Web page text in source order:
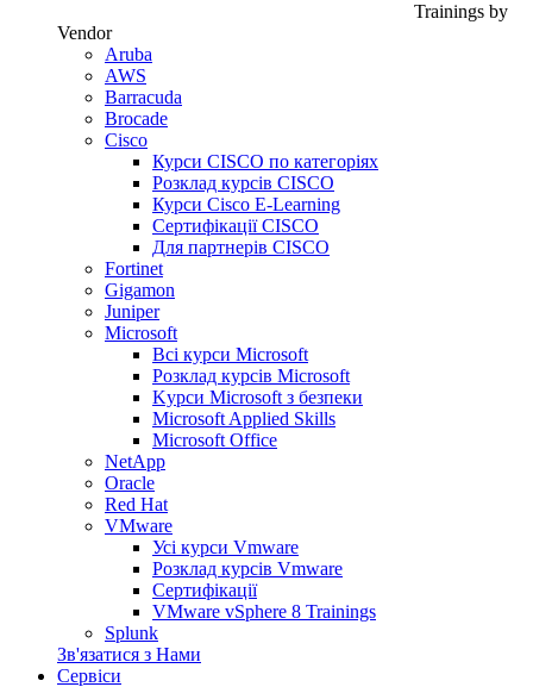
Trainings by
Vendor
Aruba
AWS
Barracuda
Brocade
Cisco
Курси CISCO по категоріях
Розклад курсів CISCO
Курси Cisco E-Learning
Сертифікації CISCO
Для партнерів CISCO
Fortinet
Gigamon
Juniper
Microsoft
Всі курси Microsoft
Розклад курсів Microsoft
Kyрси Microsoft з безпеки
Microsoft Applied Skills
Microsoft Office
NetApp
Oracle
Red Hat
VMware
Усі курси Vmware
Розклад курсів Vmware
Сертифікації
VMware vSphere 8 Trainings
Splunk
Зв'язатися з Нами
Сервіси